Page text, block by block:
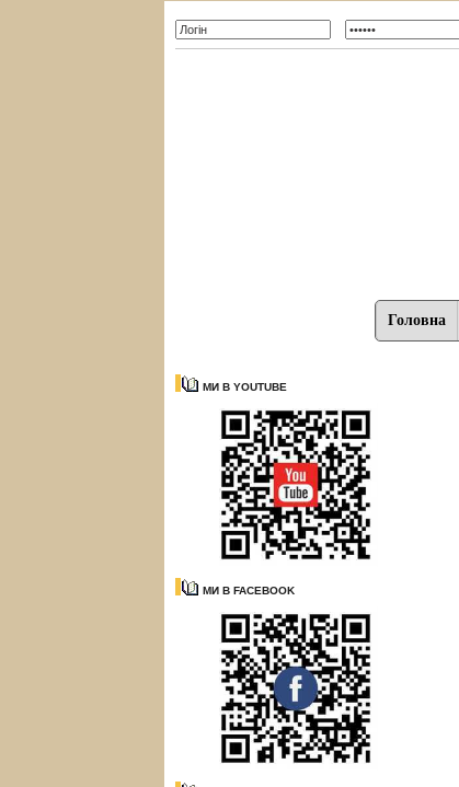
Головна
МИ В YOUTUBE
МИ В FACEBOOK